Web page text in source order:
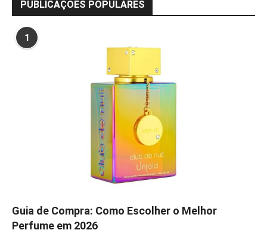
PUBLICAÇÕES POPULARES
1
Guia de Compra: Como Escolher o Melhor
Perfume em 2026